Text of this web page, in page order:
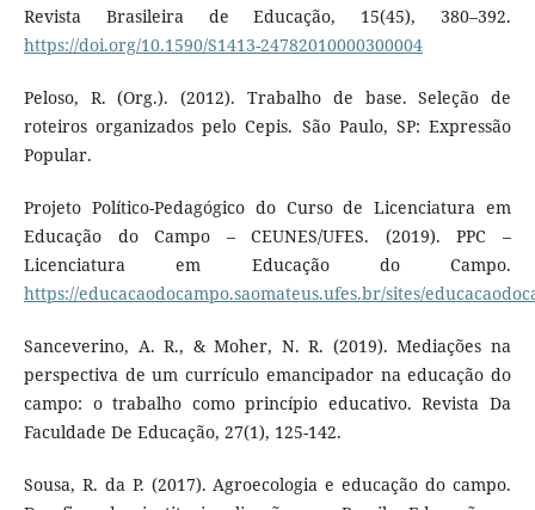
Revista Brasileira de Educação, 15(45), 380–392.
https://doi.org/10.1590/S1413-24782010000300004
Peloso, R. (Org.). (2012). Trabalho de base. Seleção de
roteiros organizados pelo Cepis. São Paulo, SP: Expressão
Popular.
Projeto Político-Pedagógico do Curso de Licenciatura em
Educação do Campo – CEUNES/UFES. (2019). PPC –
Licenciatura em Educação do Campo.
https://educacaodocampo.saomateus.ufes.br/sites/
Sanceverino, A. R., & Moher, N. R. (2019). Mediações na
perspectiva de um currículo emancipador na educação do
campo: o trabalho como princípio educativo. Revista Da
Faculdade De Educação, 27(1), 125-142.
Sousa, R. da P. (2017). Agroecologia e educação do campo.